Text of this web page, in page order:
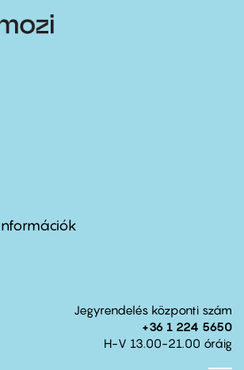
Jegyrendelés központi szám
+36 1 224 5650
H-V 13.00-21.00 óráig